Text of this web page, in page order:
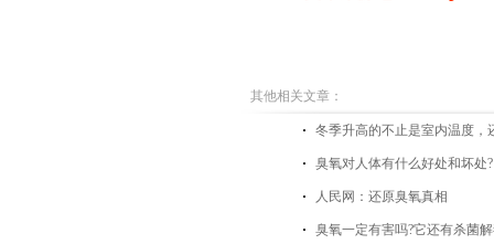
其他相关文章：
冬季升高的不止是室内温度，
臭氧对人体有什么好处和坏处?
人民网：还原臭氧真相
臭氧一定有害吗?它还有杀菌